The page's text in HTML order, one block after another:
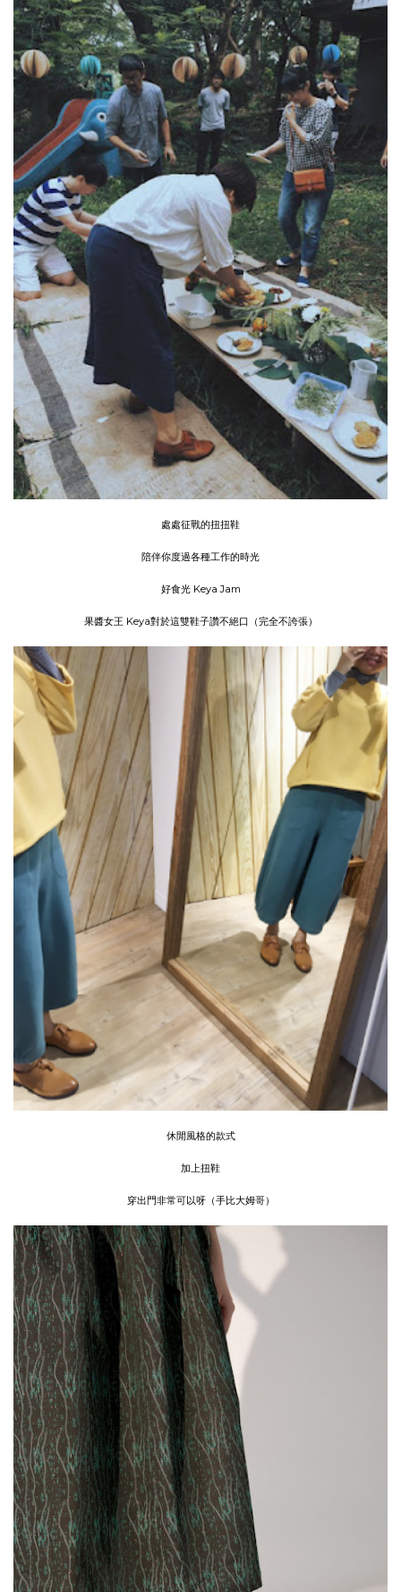
處處征戰的扭扭鞋
陪伴你度過各種工作的時光
好食光 Keya Jam
果醬女王 Keya對於這雙鞋子讚不絕口（完全不誇張）
休閒風格的款式
加上扭鞋
穿出門非常可以呀（手比大姆哥）